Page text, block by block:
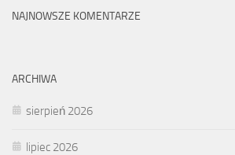
NAJNOWSZE KOMENTARZE
ARCHIWA
sierpień 2026
lipiec 2026